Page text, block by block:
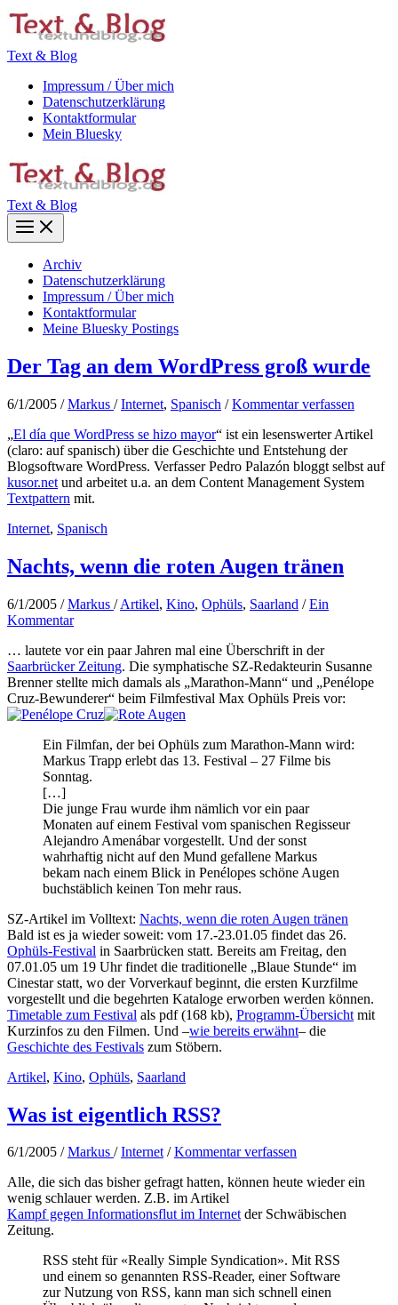
Zum
Inhalt
Text & Blog
Impressum / Über mich
Datenschutzerklärung
Kontaktformular
Mein Bluesky
Text & Blog
Main
Menu
Archiv
Datenschutzerklärung
Impressum / Über mich
Kontaktformular
Meine Bluesky Postings
Der Tag an dem WordPress groß wurde
6/1/2005 /Markus /Internet, Spanisch /Kommentar verfassen
„El día que WordPress se hizo mayor“ ist ein lesenswerter Artikel
(claro: auf spanisch) über die Geschichte und Entstehung der
Blogsoftware WordPress. Verfasser Pedro Palazón bloggt selbst auf
kusor.net und arbeitet u.a. an dem Content Management System
Textpattern mit.
Internet, Spanisch
Nachts, wenn die roten Augen tränen
6/1/2005 /Markus /Artikel, Kino, Ophüls, Saarland /Ein
Kommentar
… lautete vor ein paar Jahren mal eine Überschrift in der
Saarbrücker Zeitung. Die symphatische SZ-Redakteurin Susanne
Brenner stellte mich damals als „Marathon-Mann“ und „Penélope
Cruz-Bewunderer“ beim Filmfestival Max Ophüls Preis vor:
Ein Filmfan, der bei Ophüls zum Marathon-Mann wird:
Markus Trapp erlebt das 13. Festival – 27 Filme bis
Sonntag.
[…]
Die junge Frau wurde ihm nämlich vor ein paar
Monaten auf einem Festival vom spanischen Regisseur
Alejandro Amenábar vorgestellt. Und der sonst
wahrhaftig nicht auf den Mund gefallene Markus
bekam nach einem Blick in Penélopes schöne Augen
buchstäblich keinen Ton mehr raus.
SZ-Artikel im Volltext: Nachts, wenn die roten Augen tränen
Bald ist es ja wieder soweit: vom 17.-23.01.05 findet das 26.
Ophüls-Festival in Saarbrücken statt. Bereits am Freitag, den
07.01.05 um 19 Uhr findet die traditionelle „Blaue Stunde“ im
Cinestar statt, wo der Vorverkauf beginnt, die ersten Kurzfilme
vorgestellt und die begehrten Kataloge erworben werden können.
Timetable zum Festival als pdf (168 kb), Programm-Übersicht mit
Kurzinfos zu den Filmen. Und –wie bereits erwähnt– die
Geschichte des Festivals zum Stöbern.
Artikel, Kino, Ophüls, Saarland
Was ist eigentlich RSS?
6/1/2005 /Markus /Internet/Kommentar verfassen
Alle, die sich das bisher gefragt hatten, können heute wieder ein
wenig schlauer werden. Z.B. im Artikel
Kampf gegen Informationsflut im Internetder Schwäbischen
Zeitung.
RSS steht für «Really Simple Syndication». Mit RSS
und einem so genannten RSS-Reader, einer Software
zur Nutzung von RSS, kann man sich schnell einen